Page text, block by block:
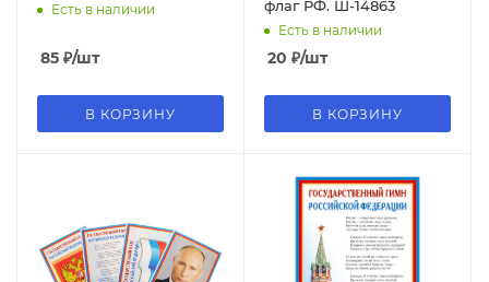
Есть в наличии
85 ₽/шт
В КОРЗИНУ
флаг РФ. Ш-14863
Есть в наличии
20 ₽/шт
В КОРЗИНУ